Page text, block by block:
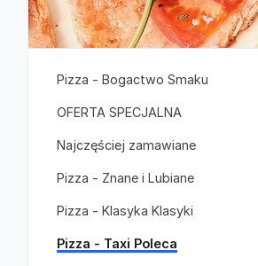
Pizza - Bogactwo Smaku
OFERTA SPECJALNA
Najczęściej zamawiane
Pizza - Znane i Lubiane
Pizza - Klasyka Klasyki
Pizza - Taxi Poleca